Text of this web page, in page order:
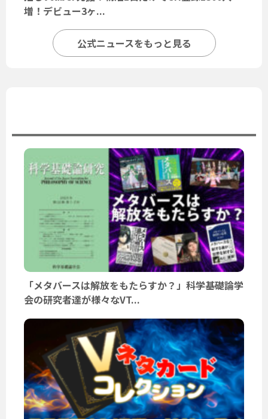
増！デビュー3ヶ...
公式ニュースをもっと見る
「メタバースは解放をもたらすか？」科学基礎論学
会の研究者達が様々なVT...